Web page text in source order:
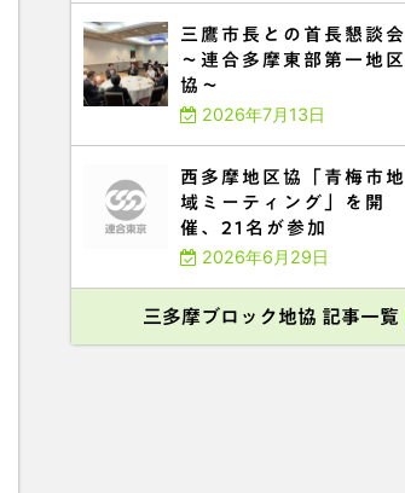
三鷹市長との首長懇談会
～連合多摩東部第一地区
協～
2026年7月13日
西多摩地区協「青梅市地
域ミーティング」を開
催、21名が参加
2026年6月29日
三多摩ブロック地協 記事一覧